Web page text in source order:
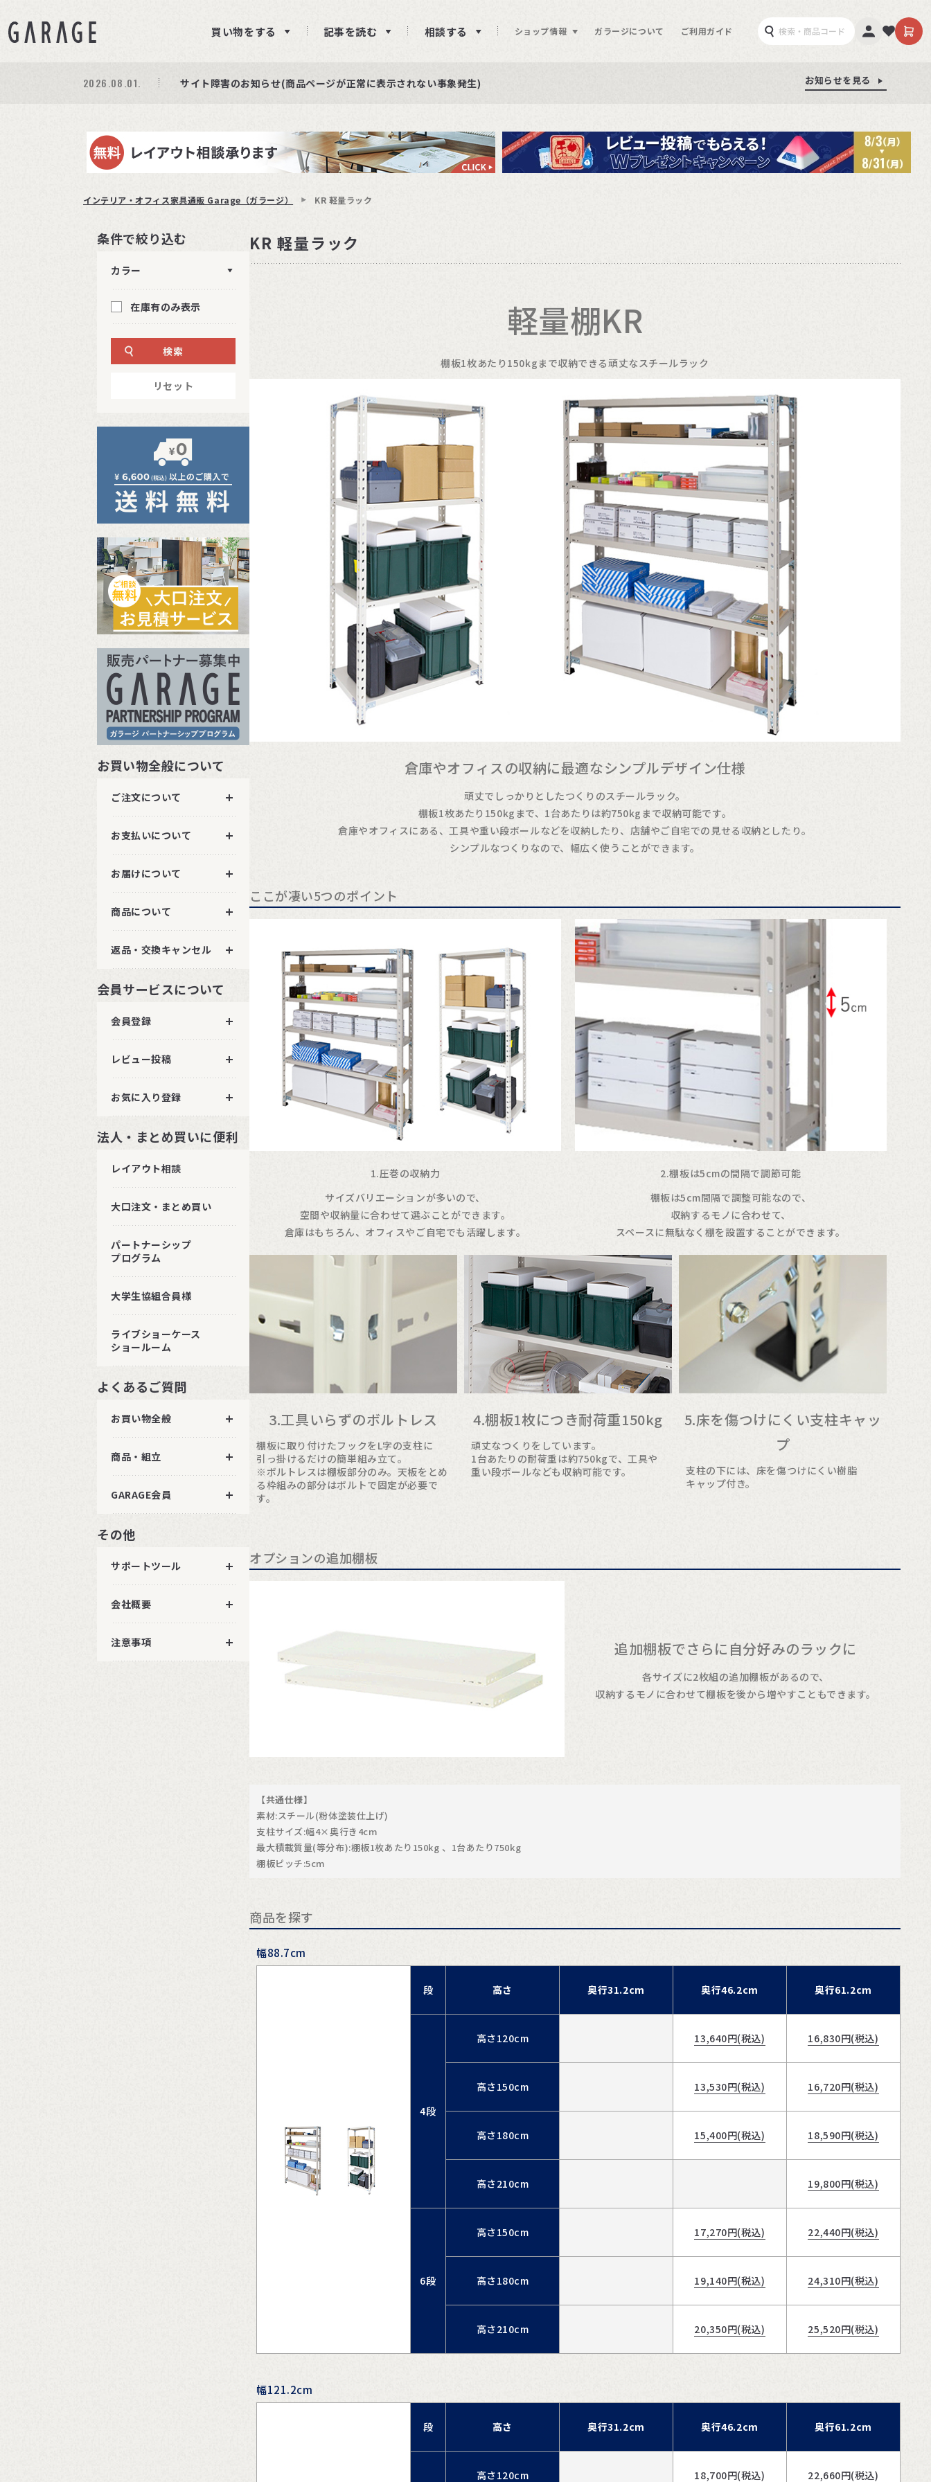
買い物をする 記事を読む 相談する ショップ情報 ガラージについて ご利用ガイド
期間限定プレゼント│レビュー投稿をお待ちしております お知らせを見る
商品ページ障害復旧のお知らせ お知らせを見る
2026.08.01. サイト障害のお知らせ(商品ページが正常に表示されない事象発生) お知らせを見る
インテリア・オフィス家具通販 Garage（ガラージ） KR 軽量ラック
条件で絞り込む
カラー
在庫有のみ表示
検索
リセット
お買い物全般について
ご注文について
お支払いについて
お届けについて
商品について
返品・交換キャンセル
会員サービスについて
会員登録
レビュー投稿
お気に入り登録
法人・まとめ買いに便利
レイアウト相談
大口注文・まとめ買い
パートナーシップ
プログラム
大学生協組合員様
ライブショーケース
ショールーム
よくあるご質問
お買い物全般
商品・組立
GARAGE会員
その他
サポートツール
会社概要
注意事項
KR 軽量ラック
軽量棚KR
棚板1枚あたり150kgまで収納できる頑丈なスチールラック
倉庫やオフィスの収納に最適なシンプルデザイン仕様
頑丈でしっかりとしたつくりのスチールラック。
棚板1枚あたり150kgまで、1台あたりは約750kgまで収納可能です。
倉庫やオフィスにある、工具や重い段ボールなどを収納したり、店舗やご自宅での見せる収納としたり。
シンプルなつくりなので、幅広く使うことができます。
ここが凄い5つのポイント
1.圧巻の収納力
サイズバリエーションが多いので、
空間や収納量に合わせて選ぶことができます。
倉庫はもちろん、オフィスやご自宅でも活躍します。
2.棚板は5cmの間隔で調節可能
棚板は5cm間隔で調整可能なので、
収納するモノに合わせて、
スペースに無駄なく棚を設置することができます。
3.工具いらずのボルトレス
棚板に取り付けたフックをL字の支柱に
引っ掛けるだけの簡単組み立て。
※ボルトレスは棚板部分のみ。天板をとめ
る枠組みの部分はボルトで固定が必要で
す。
4.棚板1枚につき耐荷重150kg
頑丈なつくりをしています。
1台あたりの耐荷重は約750kgで、工具や
重い段ボールなども収納可能です。
5.床を傷つけにくい支柱キャッ
プ
支柱の下には、床を傷つけにくい樹脂
キャップ付き。
オプションの追加棚板
追加棚板でさらに自分好みのラックに
各サイズに2枚組の追加棚板があるので、
収納するモノに合わせて棚板を後から増やすこともできます。
【共通仕様】
素材:スチール(粉体塗装仕上げ)
支柱サイズ:幅4×奥行き4cm
最大積載質量(等分布):棚板1枚あたり150kg 、1台あたり750kg
棚板ピッチ:5cm
商品を探す
幅88.7cm
段 高さ 奥行31.2cm 奥行46.2cm 奥行61.2cm
4段
高さ120cm 13,640円(税込) 16,830円(税込)
高さ150cm 13,530円(税込) 16,720円(税込)
高さ180cm 15,400円(税込) 18,590円(税込)
高さ210cm 19,800円(税込)
6段
高さ150cm 17,270円(税込) 22,440円(税込)
高さ180cm 19,140円(税込) 24,310円(税込)
高さ210cm 20,350円(税込) 25,520円(税込)
幅121.2cm
段 高さ 奥行31.2cm 奥行46.2cm 奥行61.2cm
高さ120cm 18,700円(税込) 22,660円(税込)